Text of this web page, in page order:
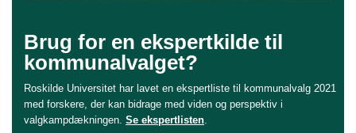
Brug for en ekspertkilde til
kommunalvalget?
Roskilde Universitet har lavet en ekspertliste til kommunalvalg 2021
med forskere, der kan bidrage med viden og perspektiv i
valgkampdækningen. Se ekspertlisten